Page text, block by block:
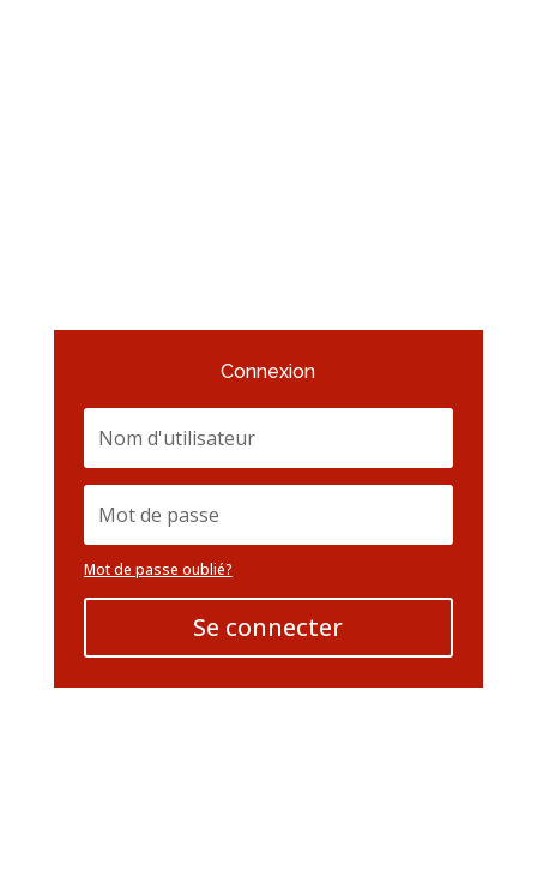
Connexion
Mot de passe oublié?
Se connecter